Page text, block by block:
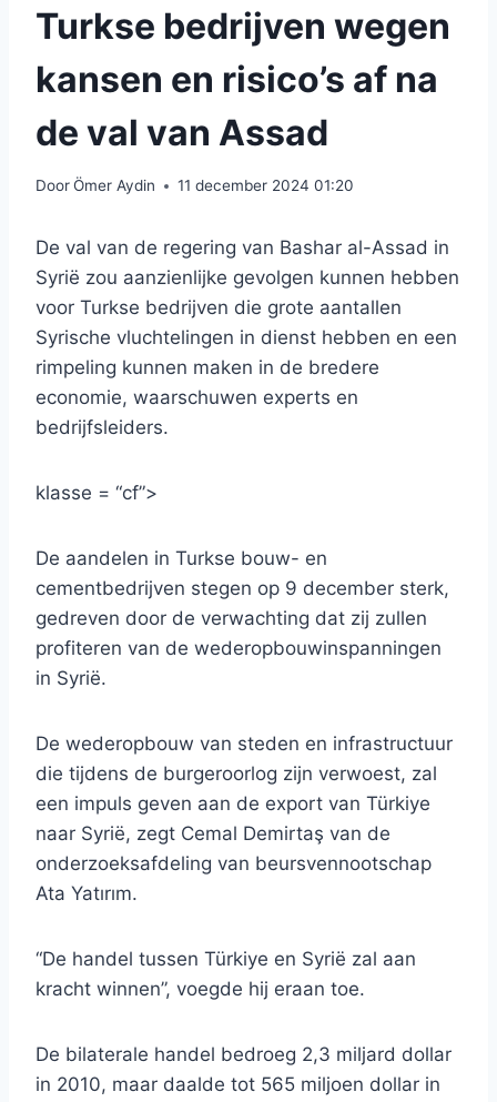
Turkse bedrijven wegen
kansen en risico’s af na
de val van Assad
DoorÖmer Aydin 11 december 2024 01:20
De val van de regering van Bashar al-Assad in
Syrië zou aanzienlijke gevolgen kunnen hebben
voor Turkse bedrijven die grote aantallen
Syrische vluchtelingen in dienst hebben en een
rimpeling kunnen maken in de bredere
economie, waarschuwen experts en
bedrijfsleiders.
klasse = “cf”>
De aandelen in Turkse bouw- en
cementbedrijven stegen op 9 december sterk,
gedreven door de verwachting dat zij zullen
profiteren van de wederopbouwinspanningen
in Syrië.
De wederopbouw van steden en infrastructuur
die tijdens de burgeroorlog zijn verwoest, zal
een impuls geven aan de export van Türkiye
naar Syrië, zegt Cemal Demirtaş van de
onderzoeksafdeling van beursvennootschap
Ata Yatırım.
“De handel tussen Türkiye en Syrië zal aan
kracht winnen”, voegde hij eraan toe.
De bilaterale handel bedroeg 2,3 miljard dollar
in 2010, maar daalde tot 565 miljoen dollar in